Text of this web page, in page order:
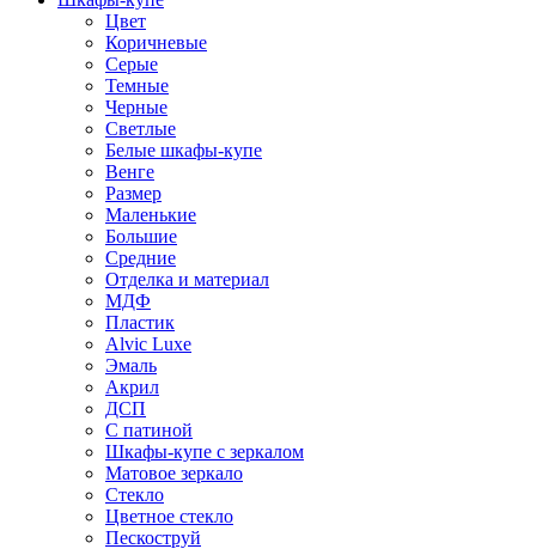
Цвет
Коричневые
Серые
Темные
Черные
Светлые
Белые шкафы-купе
Венге
Размер
Маленькие
Большие
Средние
Отделка и материал
МДФ
Пластик
Alvic Luxe
Эмаль
Акрил
ДСП
С патиной
Шкафы-купе с зеркалом
Матовое зеркало
Стекло
Цветное стекло
Пескоструй